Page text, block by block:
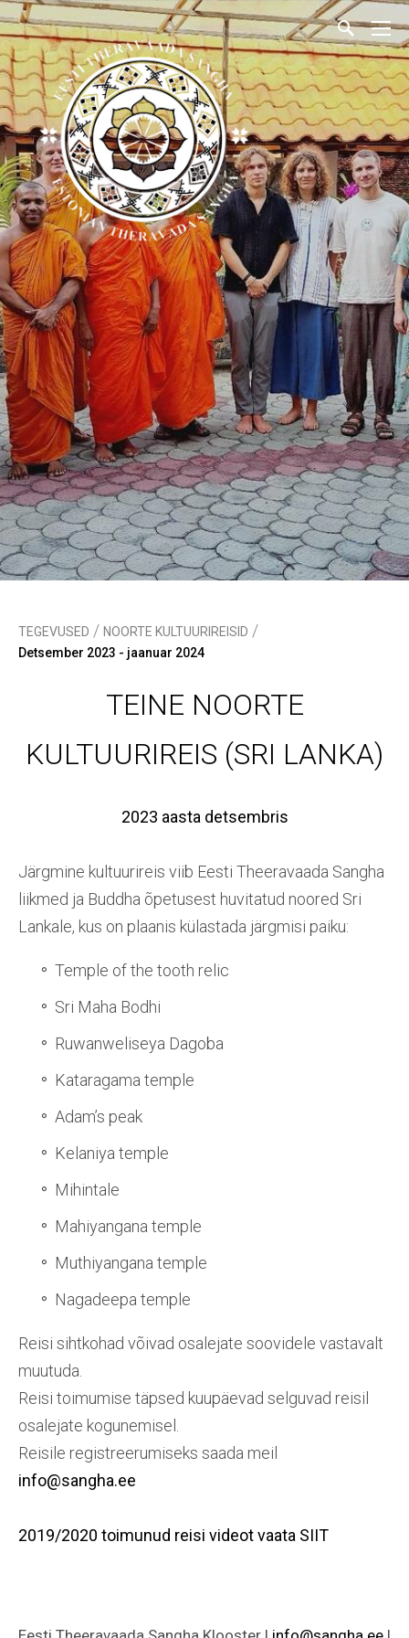
TEGEVUSED / NOORTE KULTUURIREISID /
Detsember 2023 - jaanuar 2024
TEINE NOORTE
KULTUURIREIS (SRI LANKA)
2023 aasta detsembris
Järgmine kultuurireis viib Eesti Theeravaada Sangha
liikmed ja Buddha õpetusest huvitatud noored Sri
Lankale, kus on plaanis külastada järgmisi paiku:
Temple of the tooth relic
Sri Maha Bodhi
Ruwanweliseya Dagoba
Kataragama temple
Adam’s peak
Kelaniya temple
Mihintale
Mahiyangana temple
Muthiyangana temple
Nagadeepa temple
Reisi sihtkohad võivad osalejate soovidele vastavalt
muutuda.
Reisi toimumise täpsed kuupäevad selguvad reisil
osalejate kogunemisel.
Reisile registreerumiseks saada meil
info@sangha.ee
2019/2020 toimunud reisi videot vaata SIIT